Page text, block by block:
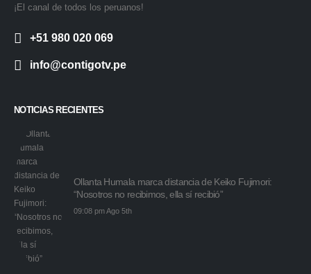
¡El canal de todos los peruanos!
+51 980 020 069
info@contigotv.pe
NOTICIAS RECIENTES
Ollanta Humala marca distancia de Keiko Fujimori:
“Nosotros no recibimos, ella sí recibió”
09:08 pm Ago 5th